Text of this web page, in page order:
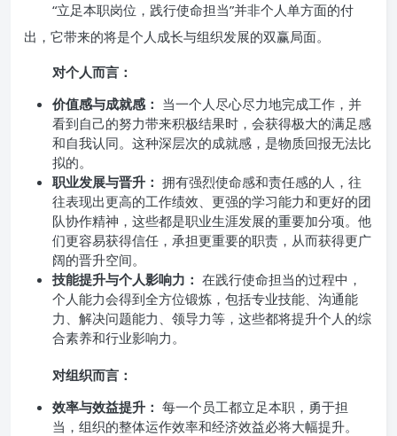
“立足本职岗位，践行使命担当”并非个人单方面的付
出，它带来的将是个人成长与组织发展的双赢局面。
对个人而言：
价值感与成就感： 当一个人尽心尽力地完成工作，并
看到自己的努力带来积极结果时，会获得极大的满足感
和自我认同。这种深层次的成就感，是物质回报无法比
拟的。
职业发展与晋升： 拥有强烈使命感和责任感的人，往
往表现出更高的工作绩效、更强的学习能力和更好的团
队协作精神，这些都是职业生涯发展的重要加分项。他
们更容易获得信任，承担更重要的职责，从而获得更广
阔的晋升空间。
技能提升与个人影响力： 在践行使命担当的过程中，
个人能力会得到全方位锻炼，包括专业技能、沟通能
力、解决问题能力、领导力等，这些都将提升个人的综
合素养和行业影响力。
对组织而言：
效率与效益提升： 每一个员工都立足本职，勇于担
当，组织的整体运作效率和经济效益必将大幅提升。